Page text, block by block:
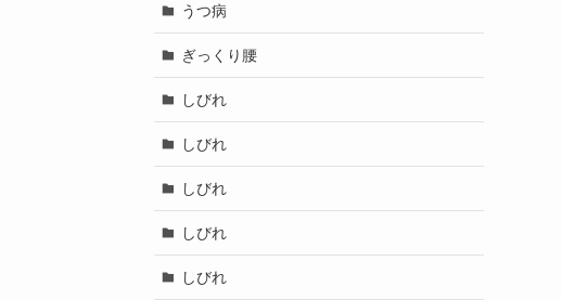
うつ病
ぎっくり腰
しびれ
しびれ
しびれ
しびれ
しびれ